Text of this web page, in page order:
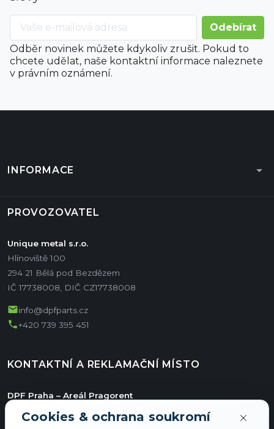
Odběr novinek můžete kdykoliv zrušit. Pokud to
chcete udělat, naše kontaktní informace naleznete
v právním oznámení.
INFORMACE arrow_drop_down
PROVOZOVATEL
Unique metal s.r.o.
Hlínoviště 100
294 21 Bělá pod Bezdězem
IČ 17738008, DIČ CZ17738008
mailinfo@dpfparts.cz
phone+420 739 395 451
KONTAKTNÍ A REKLAMAČNÍ MÍSTO
DPF Praha – Areál Pragorent
Jiřího ze Vtelna 1731/11
Cookies & ochrana soukromí